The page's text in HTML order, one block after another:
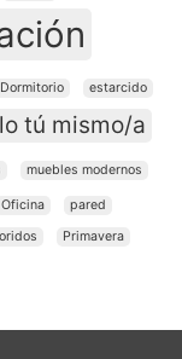
Dormitorio estarcido
tú mismo/a
muebles modernos
Oficina
pared
Primavera